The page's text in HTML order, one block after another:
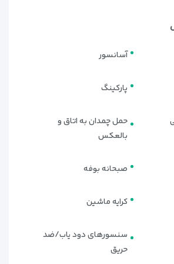
و آپارتمان‌های هتل
است؛ چه برای یک سفر کوتاه تفریحی
آسانسور
پارکینگ
حمل چمدان به اتاق و
بالعکس
صبحانه بوفه
کرایه ماشین
سنسورهای دود یاب/ضد
حریق